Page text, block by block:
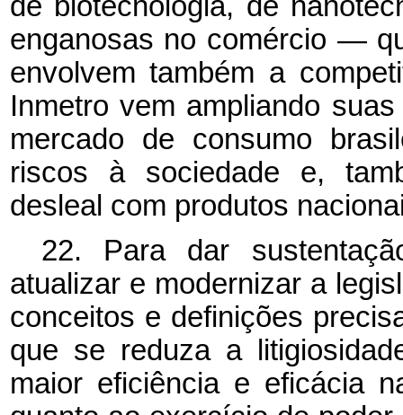
enganosas no comércio —
envolvem também a
Inmetro vem ampliando
mercado de consumo
riscos à sociedade e,
desleal com produtos
22. Para dar
atualizar e modernizar a
conceitos e definições
que se reduza a
maior eficiência e eficácia